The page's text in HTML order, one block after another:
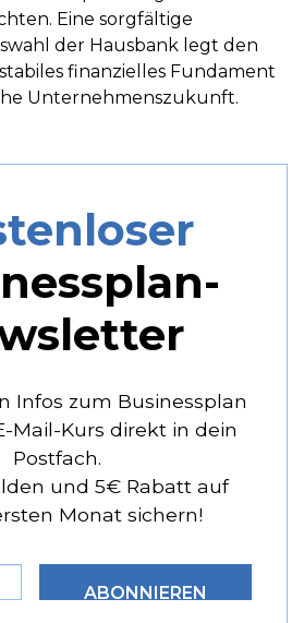
Eine sorgfältige
der Hausbank legt den
finanzielles Fundament
Unternehmenszukunft.
Infos zum Businessplan
Mail-Kurs direkt in dein
Postfach.
und 5€ Rabatt auf
Monat sichern!
ABONNIEREN